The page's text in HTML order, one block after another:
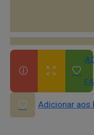
Adicionar aos